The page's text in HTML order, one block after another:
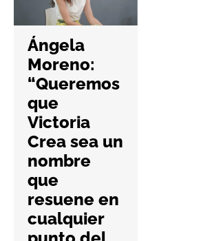
Hefame
refuerza la
ciberseguri
dad de las
farmacias
con una
nueva guía
práctica
No Hay Comentari
Os
La cooperativa